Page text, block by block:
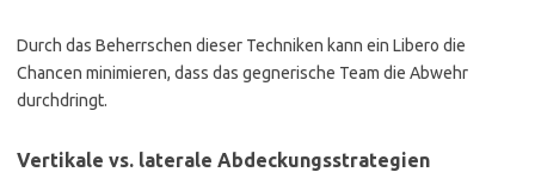
Durch das Beherrschen dieser Techniken kann ein Libero die
Chancen minimieren, dass das gegnerische Team die Abwehr
durchdringt.
Vertikale vs. laterale Abdeckungsstrategien